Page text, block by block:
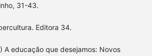
31-43.
Editora 34.
A educação que desejamos: Novos